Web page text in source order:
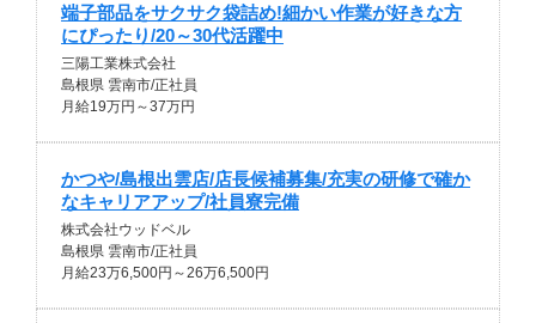
端子部品をサクサク袋詰め!細かい作業が好きな方
にぴったり/20～30代活躍中
三陽工業株式会社
島根県 雲南市/正社員
月給19万円～37万円
かつや/島根出雲店/店長候補募集/充実の研修で確か
なキャリアアップ/社員寮完備
株式会社ウッドベル
島根県 雲南市/正社員
月給23万6,500円～26万6,500円